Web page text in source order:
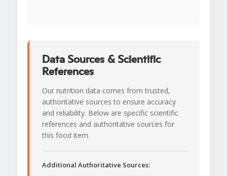
Data Sources & Scientific
References
Our nutrition data comes from trusted,
authoritative sources to ensure accuracy
and reliability. Below are specific scientific
references and authoritative sources for
this food item.
Additional Authoritative Sources: